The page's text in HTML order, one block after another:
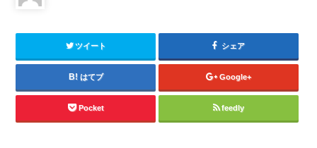
ツイート シェア
はてブ Google+
Pocket feedly